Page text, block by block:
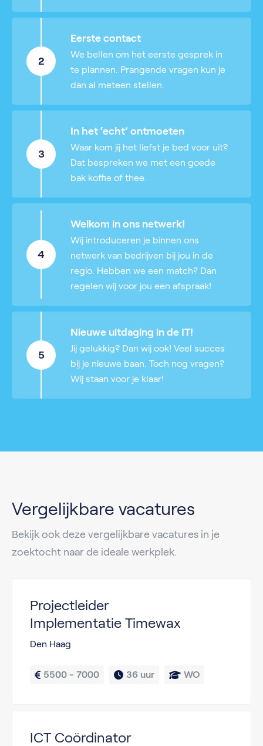
2
Eerste contact
We bellen om het eerste gesprek in
te plannen. Prangende vragen kun je
dan al meteen stellen.
3
In het ‘echt’ ontmoeten
Waar kom jij het liefst je bed voor uit?
Dat bespreken we met een goede
bak koffie of thee.
4
Welkom in ons netwerk!
Wij introduceren je binnen ons
netwerk van bedrijven bij jou in de
regio. Hebben we een match? Dan
regelen wij voor jou een afspraak!
5
Nieuwe uitdaging in de IT!
Jij gelukkig? Dan wij ook! Veel succes
bij je nieuwe baan. Toch nog vragen?
Wij staan voor je klaar!
Vergelijkbare vacatures
Bekijk ook deze vergelijkbare vacatures in je
zoektocht naar de ideale werkplek.
Projectleider
Implementatie Timewax
Den Haag
5500 - 7000 36 uur WO
ICT Coördinator